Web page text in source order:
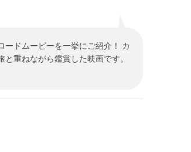
ドムービーを一挙にご紹介！ カ
重ねながら鑑賞した映画です。